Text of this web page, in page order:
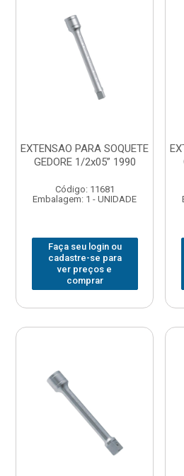
EXTENSAO PARA SOQUETE
GEDORE 1/2x05” 1990
Código: 11681
Embalagem: 1 - UNIDADE
Faça seu login ou
cadastre-se para
ver preços e
comprar